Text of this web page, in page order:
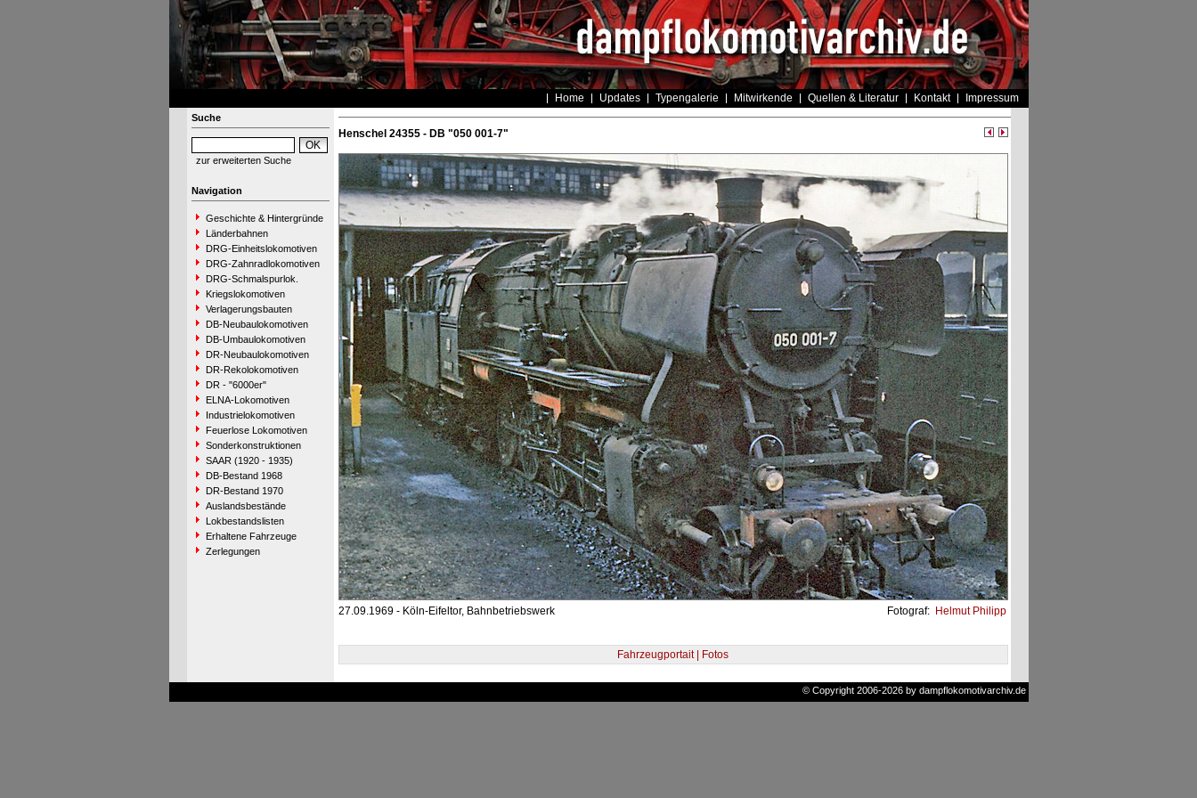
Home Updates Typengalerie Mitwirkende Quellen & Literatur Kontakt Impressum
Suche
zur erweiterten Suche
Navigation
Geschichte & Hintergründe
Länderbahnen
DRG-Einheitslokomotiven
DRG-Zahnradlokomotiven
DRG-Schmalspurlok.
Kriegslokomotiven
Verlagerungsbauten
DB-Neubaulokomotiven
DB-Umbaulokomotiven
DR-Neubaulokomotiven
DR-Rekolokomotiven
DR - "6000er"
ELNA-Lokomotiven
Industrielokomotiven
Feuerlose Lokomotiven
Sonderkonstruktionen
SAAR (1920 - 1935)
DB-Bestand 1968
DR-Bestand 1970
Auslandsbestände
Lokbestandslisten
Erhaltene Fahrzeuge
Zerlegungen
Henschel 24355 - DB "050 001-7"
27.09.1969 - Köln-Eifeltor, Bahnbetriebswerk Fotograf: Helmut Philipp
Fahrzeugportait | Fotos
© Copyright 2006-2026 by dampflokomotivarchiv.de